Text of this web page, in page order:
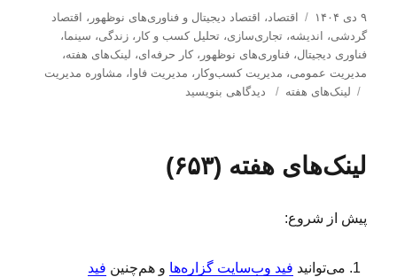
ا
ر
س
ا
ل
۹ دی ۱۴۰۴
د
س
ت
ه‌
ه
اقتصاد ، اقتصاد دیجیتال و فناوری‌های نوظهور ، اقتصاد
گردشی، اندیشه،تجاری‌سازی،تحلیل كسب و كار ،زندگی، سینما،
فناوری دیجیتال،فناوری‌های نوظهور ،کار حرفه‌ای، لینک‌های هفته،
مدیریت عمومی، مدیریت كسب‌و‌كار ، مدیریت فاوا، مشاوره مدیریت
ب
ب‌
لینک‌های هفته
ل
دیدگاهی بنویسید
لینک‌های هفته (۶۵۳)
پیش از شروع:
می‌توانید فید وب‌سایت گزاره‌ها و هم‌چنین فید